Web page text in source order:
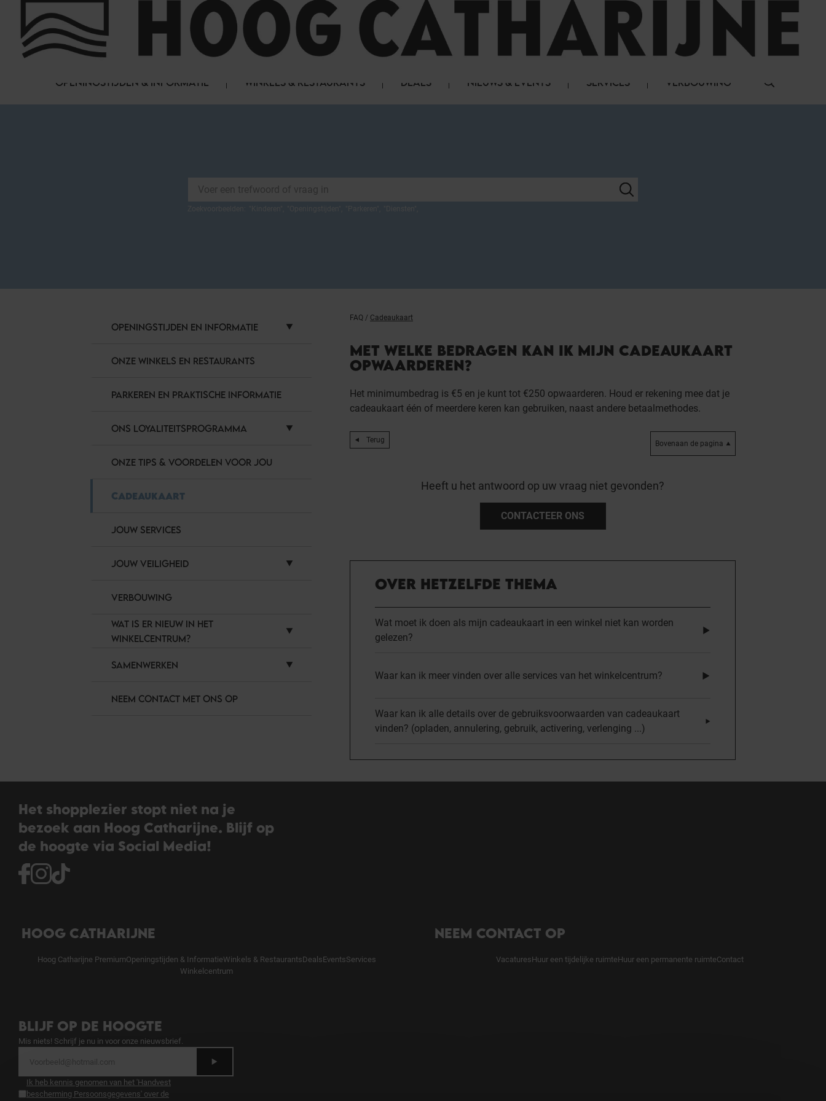
FAQ
HET WINKELCENTRUM
LOG IN
OPENINGSTIJDEN & INFORMATIE WINKELS & RESTAURANTS DEALS NIEUWS & EVENTS SERVICES VERBOUWING
OPENINGSTIJDEN EN INFORMATIE
ONZE WINKELS EN RESTAURANTS
PARKEREN EN PRAKTISCHE INFORMATIE
ONS LOYALITEITSPROGRAMMA
ONZE TIPS & VOORDELEN VOOR JOU
CADEAUKAART
JOUW SERVICES
JOUW VEILIGHEID
VERBOUWING
WAT IS ER NIEUW IN HET
WINKELCENTRUM?
SAMENWERKEN
NEEM CONTACT MET ONS OP
FAQ / Cadeaukaart
MET WELKE BEDRAGEN KAN IK MIJN CADEAUKAART
OPWAARDEREN?
Het minimumbedrag is €5 en je kunt tot €250 opwaarderen. Houd er rekening mee dat je
cadeaukaart één of meerdere keren kan gebruiken, naast andere betaalmethodes.
Terug Bovenaan de pagina
Heeft u het antwoord op uw vraag niet gevonden?
CONTACTEER ONS
OVER HETZELFDE THEMA
Wat moet ik doen als mijn cadeaukaart in een winkel niet kan worden
gelezen?
Waar kan ik meer vinden over alle services van het winkelcentrum?
Waar kan ik alle details over de gebruiksvoorwaarden van cadeaukaart
vinden? (opladen, annulering, gebruik, activering, verlenging ...)
Het shopplezier stopt niet na je
bezoek aan Hoog Catharijne. Blijf op
de hoogte via Social Media!
HOOG CATHARIJNE
Hoog Catharijne PremiumOpeningstijden & InformatieWinkels & RestaurantsDealsEventsServices
Winkelcentrum
NEEM CONTACT OP
VacaturesHuur een tijdelijke ruimteHuur een permanente ruimteContact
BLIJF OP DE HOOGTE
Mis niets! Schrijf je nu in voor onze nieuwsbrief.
Ik heb kennis genomen van het 'Handvest
bescherming Persoonsgegevens' over de